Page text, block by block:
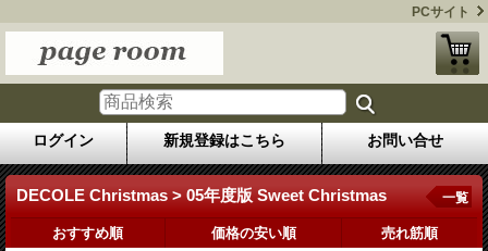
PCサイト
ログイン 新規登録はこちら お問い合せ
DECOLE Christmas > 05年度版 Sweet Christmas 一覧
おすすめ順 価格の安い順 売れ筋順